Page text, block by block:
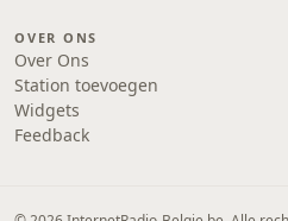
OVER ONS
Over Ons
Station toevoegen
Widgets
Feedback